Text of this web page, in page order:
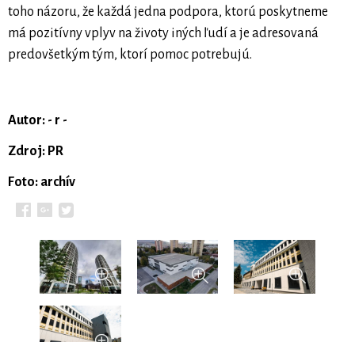
toho názoru, že každá jedna podpora, ktorú poskytneme
má pozitívny vplyv na životy iných ľudí a je adresovaná
predovšetkým tým, ktorí pomoc potrebujú.
Autor: - r -
Zdroj: PR
Foto: archív